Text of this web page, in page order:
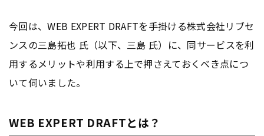
今回は、WEB EXPERT DRAFTを手掛ける株式会社リブセ
ンスの三島拓也 氏（以下、三島 氏）に、同サービスを利
用するメリットや利用する上で押さえておくべき点につ
いて伺いました。
WEB EXPERT DRAFTとは？